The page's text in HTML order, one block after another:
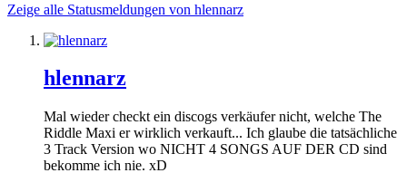
Zeige alle Statusmeldungen von hlennarz
hlennarz
Mal wieder checkt ein discogs verkäufer nicht, welche The
Riddle Maxi er wirklich verkauft... Ich glaube die tatsächliche
3 Track Version wo NICHT 4 SONGS AUF DER CD sind
bekomme ich nie. xD